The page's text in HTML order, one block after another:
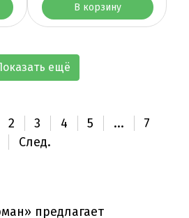
В корзину
ещё
2 3 4 5 ...
7
След.
предлагает